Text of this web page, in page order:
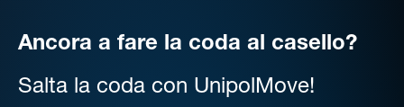
Ancora a fare la coda al casello?
Salta la coda con UnipolMove!